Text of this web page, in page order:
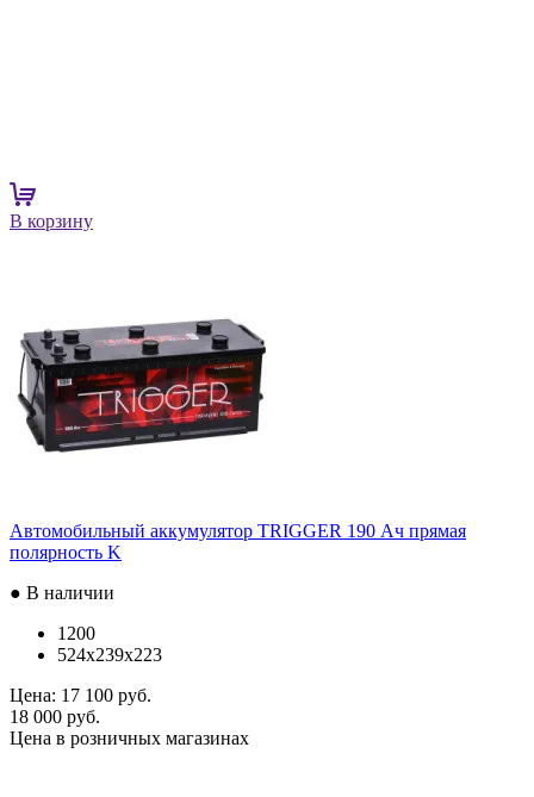
В корзину
Автомобильный аккумулятор TRIGGER 190 Ач прямая
полярность K
● В наличии
1200
524x239x223
Цена: 17 100 руб.
18 000 руб.
Цена в розничных магазинах